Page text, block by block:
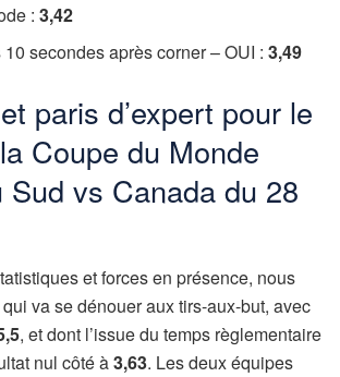
:3,42
10 secondes après corner – OUI :3,49
paris d’expert pour le
Coupe du Monde
Sud vs Canada du 28
et forces en présence, nous
va se dénouer aux tirs-aux-but, avec
, et dont l’issue du temps règlementaire
nul côté à3,63. Les deux équipes